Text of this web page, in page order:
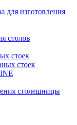
для изготовления
столов
стоек
стоек
столешницы